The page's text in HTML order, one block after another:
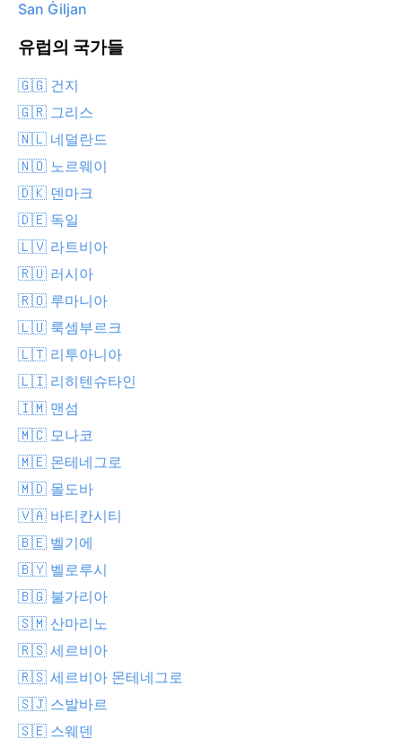
San Ġiljan
유럽의 국가들
🇬🇬 건지
🇬🇷 그리스
🇳🇱 네덜란드
🇳🇴 노르웨이
🇩🇰 덴마크
🇩🇪 독일
🇱🇻 라트비아
🇷🇺 러시아
🇷🇴 루마니아
🇱🇺 룩셈부르크
🇱🇹 리투아니아
🇱🇮 리히텐슈타인
🇮🇲 맨섬
🇲🇨 모나코
🇲🇪 몬테네그로
🇲🇩 몰도바
🇻🇦 바티칸시티
🇧🇪 벨기에
🇧🇾 벨로루시
🇧🇬 불가리아
🇸🇲 산마리노
🇷🇸 세르비아
🇷🇸 세르비아 몬테네그로
🇸🇯 스발바르
🇸🇪 스웨덴